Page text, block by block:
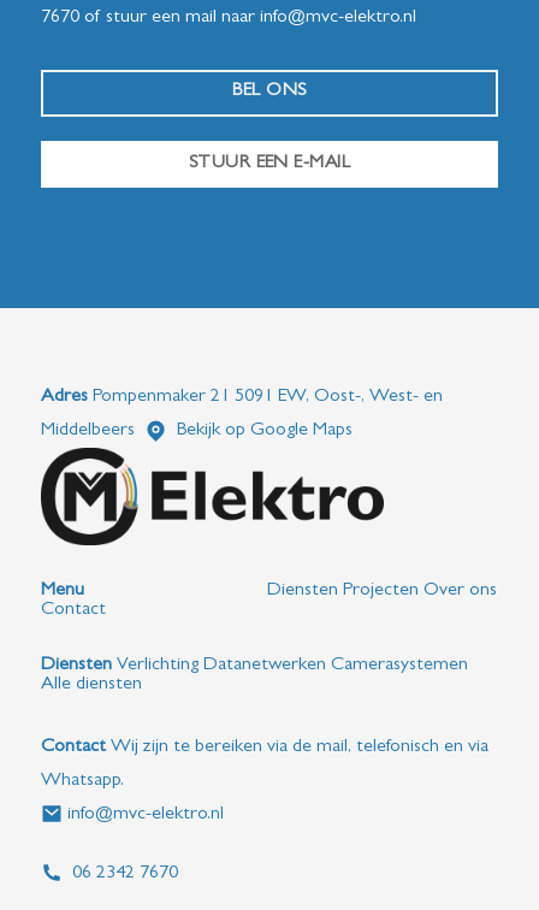
7670of stuur een mail naar info@mvc-elektro.nl
BEL ONS
STUUR EEN E-MAIL
AdresPompenmaker 21 5091 EW, Oost-, West- en
Middelbeers
Bekijk op Google Maps
Menu Diensten Projecten Over ons
Contact
Diensten Verlichting Datanetwerken Camerasystemen
Alle diensten
ContactWij zijn te bereiken via de mail, telefonisch en via
Whatsapp.
info@mvc-elektro.nl
06 2342 7670